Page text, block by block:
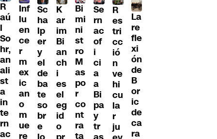
R
aú
l
So
hr,
an
ali
st
a
in
te
rn
ac
Inf
lu
en
ce
r
m
ex
ic
an
o
m
ue
re
Sc
ha
lp
er
y
el
de
ba
te
so
br
e
K
ar
im
Bi
an
ch
i
es
el
eg
id
o
Bi
mi
ni
st
ro
M
as
po
r
co
nt
ra
ta
Se
rn
ac
of
i
ci
a
a
Bi
pa
y
tr
R
es
tri
cc
ió
n
ve
hi
cu
la
r
ju
La
re
fle
xi
ón
de
B
or
ic
de
ca
ra